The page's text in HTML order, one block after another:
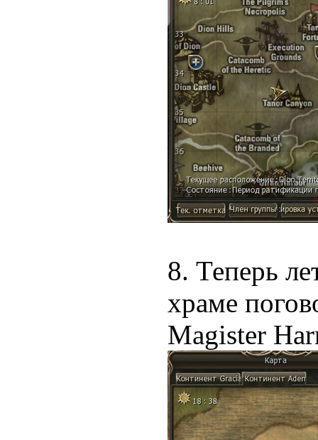
8. Теперь
храме
Magister